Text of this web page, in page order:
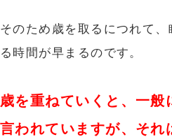
そのため歳を取るにつれて
る時間が早まるのです。
歳を重ねていくと、一般
言われていますが、 それ